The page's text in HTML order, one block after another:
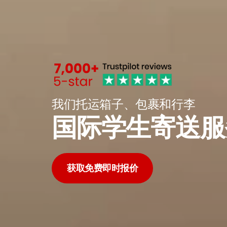
我们托运箱子、包裹和行李
国际学生寄送
获取免费即时报价